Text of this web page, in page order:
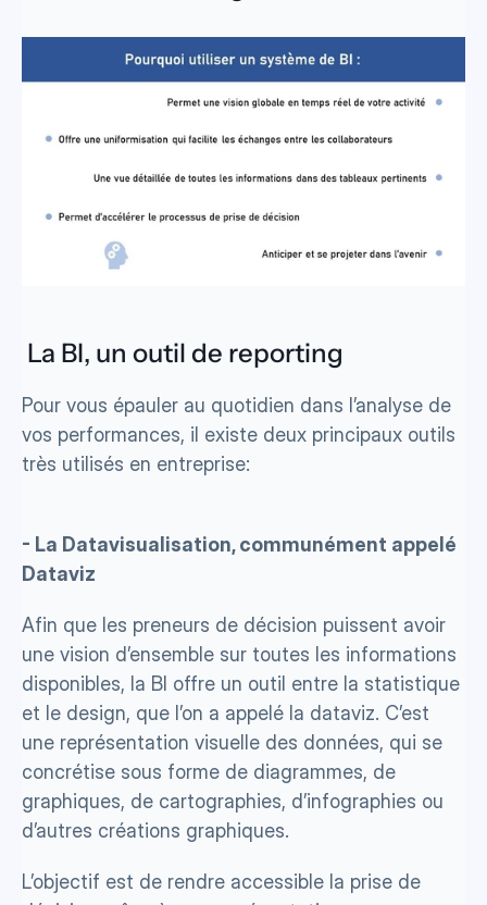
La BI, un outil de reporting
Pour vous épauler au quotidien dans l’analyse de
vos performances, il existe deux principaux outils
très utilisés en entreprise:
- La Datavisualisation, communément appelé
Dataviz
Afin que les preneurs de décision puissent avoir
une vision d’ensemble sur toutes les informations
disponibles, la BI offre un outil entre la statistique
et le design, que l’on a appelé la dataviz. C’est
une représentation visuelle des données, qui se
concrétise sous forme de diagrammes, de
graphiques, de cartographies, d’infographies ou
d’autres créations graphiques.
L’objectif est de rendre accessible la prise de